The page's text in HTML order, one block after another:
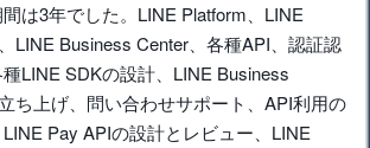
は3年でした。LINE Platform、LINE
LINE Business Center、各種API、認証認
LINE SDKの設計、LINE Business
ち上げ、問い合わせサポート、API利用の
Pay APIの設計とレビュー、LINE